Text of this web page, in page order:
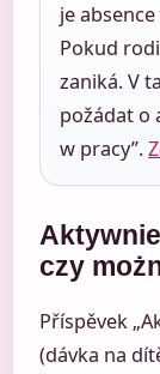
je
Pokud
zaniká. V
požádat o
w pracy”.
czy
Příspěvek
(dávka na